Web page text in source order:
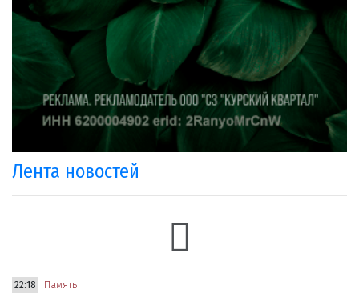
Лента новостей
22:18 Память